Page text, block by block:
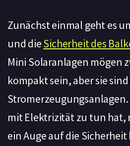
Zunächst einmal geht es
und dieSicherheit des
Mini Solaranlagen mögen
kompakt sein, aber sie
mit Elektrizität zu tun hat,
ein Auge auf die